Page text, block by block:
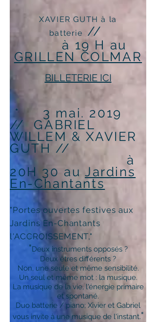
XAVIER GUTH à la
batterie
//
à 19 H au
GRILLEN COLMAR
BILLETERIE ICI
* 3 mai. 2019
// GABRIEL
WILLEM & XAVIER
GUTH //
à
20H 30 au Jardins
En-Chantants
"Portes ouvertes festives aux
Jardins En-Chantants
l'ACCROISSEMENT,"
"Deux instruments opposés ?
Deux êtres différents ?
Non, une seule et même sensibilité.
Un seul et même mot : la musique.
La musique de la vie, l'énergie primaire
et spontané.
Duo batterie / piano; Xivier et Gabriel
vous invite à une musique de l'instant."